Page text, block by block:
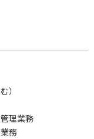
）
理業務
務